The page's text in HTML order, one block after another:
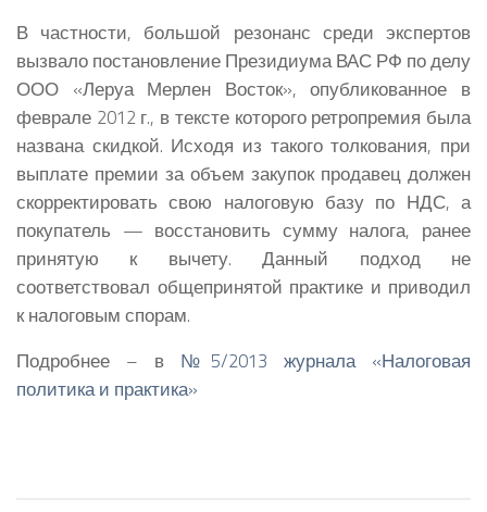
В частности, большой резонанс среди экспертов
вызвало постановление Президиума ВАС РФ по делу
ООО «Леруа Мерлен Восток», опубликованное в
феврале 2012 г., в тексте которого ретропремия была
названа скидкой. Исходя из такого толкования, при
выплате премии за объем закупок продавец должен
скорректировать свою налоговую базу по НДС, а
покупатель — восстановить сумму налога, ранее
принятую к вычету. Данный подход не
соответствовал общепринятой практике и приводил
к налоговым спорам.
Подробнее – в №5/2013 журнала «Налоговая
политика и практика»